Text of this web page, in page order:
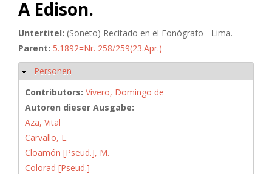
A Edison.
Untertitel: (Soneto) Recitado en el Fonógrafo - Lima.
Parent: 5.1892=Nr. 258/259(23.Apr.)
Hide
Personen
Contributors: Vivero, Domingo de
Autoren dieser Ausgabe:
Aza, Vital
Carvallo, L.
Cloamón [Pseud.], M.
Colorad [Pseud.]